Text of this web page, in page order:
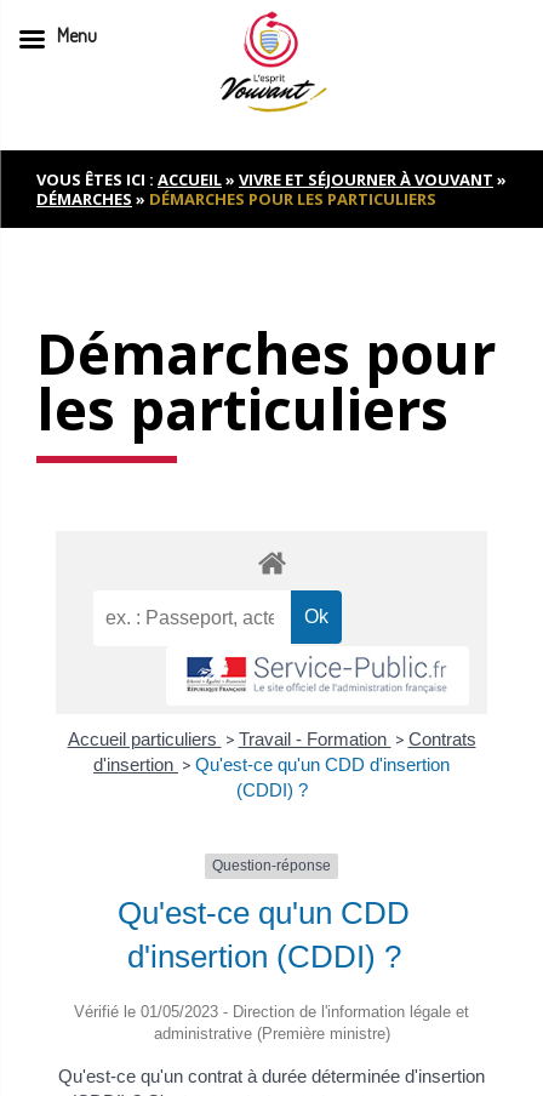
to
contentVOUS ÊTES ICI : ACCUEIL» VIVRE ET SÉJOURNER À VOUVANT »
DÉMARCHES » DÉMARCHES POUR LES PARTICULIERS
Démarches pour
les particuliers
Accueil particuliers > Travail - Formation > Contrats
d'insertion > Qu'est-ce qu'un CDD d'insertion
(CDDI) ?
Question-réponse
Qu'est-ce qu'un CDD
d'insertion (CDDI) ?
Vérifié le 01/05/2023 - Direction de l'information légale et
administrative (Première ministre)
Qu'est-ce qu'un contrat à durée déterminée d'insertion
Menu